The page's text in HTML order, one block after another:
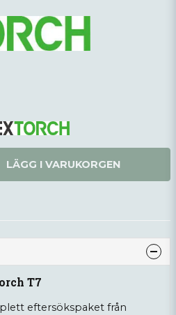
LÄGG I VARUKORGEN
T7
eftersökspaket från